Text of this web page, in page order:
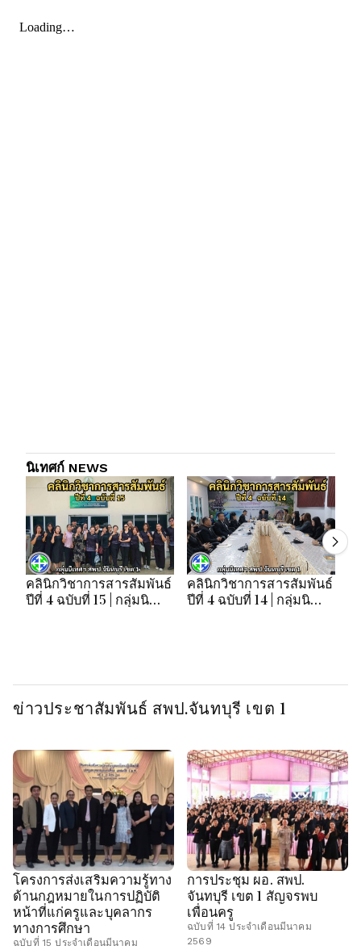
นิเทศก์ NEWS
คลินิกวิชาการสารสัมพันธ์
ปีที่ 4 ฉบับที่ 15 | กลุ่มนิ
คลินิกวิชาการสารสัมพันธ์
ปีที่ 4 ฉบับที่ 14 | กลุ่มนิ
ข่าวประชาสัมพันธ์ สพป.จันทบุรี เขต 1
โครงการส่งเสริมความรู้ทาง
ด้านกฎหมายในการปฏิบัติ
หน้าที่แก่ครูและบุคลากร
ทางการศึกษา
ฉบับที่ 15 ประจำเดือนมีนาคม
การประชุม ผอ. สพป.
จันทบุรี เขต 1 สัญจรพบ
เพื่อนครู
ฉบับที่ 14 ประจำเดือนมีนาคม
2569